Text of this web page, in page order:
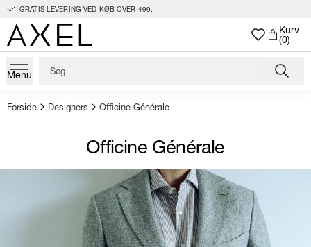
GRATIS LEVERING VED KØB OVER 499,-
Kurv
(0)
Menu
Forside Designers Officine Générale
Officine Générale